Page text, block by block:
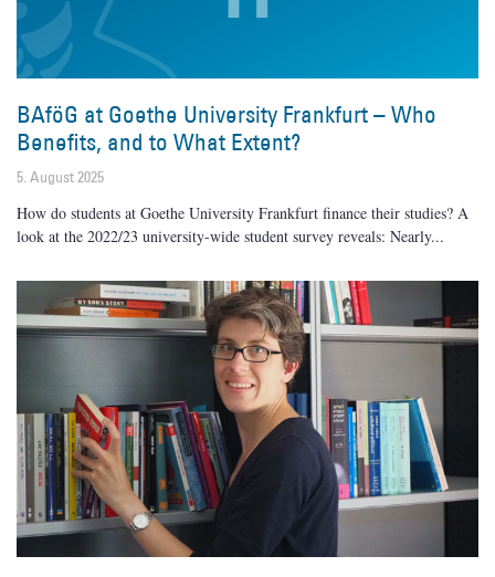
BAföG at Goethe University Frankfurt – Who
Benefits, and to What Extent?
5. August 2025
How do students at Goethe University Frankfurt finance their studies? A
look at the 2022/23 university-wide student survey reveals: Nearly